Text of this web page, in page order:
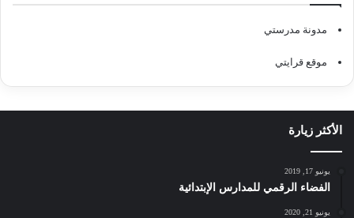
مدونة مدرستي
موقع قرايتي
الأكثر زيارة
يونيو 17, 2019
الفضاء الرقمي للمدارس الإبتدائية
يونيو 21, 2020